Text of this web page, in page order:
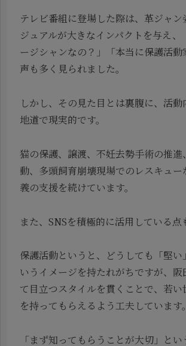
テレビ番組に登場した際は、革ジャン
ジュアルが大きなインパクトを与え、
ージシャンなの？」「本当に保護活動
声も多く見られました。
しかし、その見た目とは裏腹に、活
地道で現実的です。
猫の保護、譲渡、不妊去勢手術の推進
動、多頭飼育崩壊現場でのレスキュー
義の支援を続けています。
また、SNSを積極的に活用している点
保護活動というと、どうしても「堅い
いうイメージを持たれがちですが、阪
て目立つスタイルを貫くことで、若
を持ってもらえるよう工夫しています。
「まず知ってもらうことが大切」とい